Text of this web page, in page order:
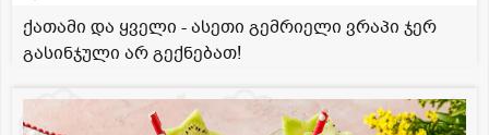
ქათამი და ყველი - ასეთი გემრიელი ვრაპი ჯერ
გასინჯული არ გექნებათ!